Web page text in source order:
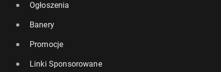
Ogłoszenia
Banery
Promocje
Linki Sponsorowane